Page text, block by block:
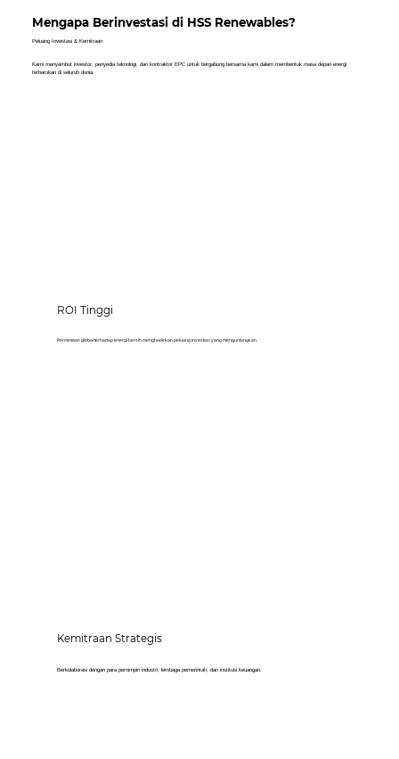
Peluang Investasi & Kemitraan
Mengapa Berinvestasi di HSS Renewables?
Kami menyambut investor, penyedia teknologi, dan kontraktor EPC untuk bergabung bersama kami dalam membentuk masa depan energi
terbarukan di seluruh dunia.
ROI Tinggi
Permintaan global terhadap energi bersih menghadirkan peluang investasi yang menguntungkan.
Kemitraan Strategis
Berkolaborasi dengan para pemimpin industri, lembaga pemerintah, dan institusi keuangan.